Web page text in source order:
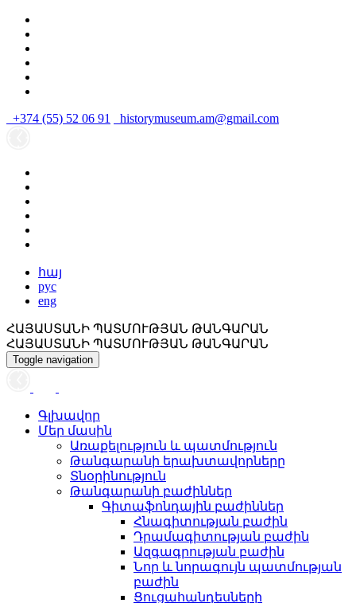
+374 (55) 52 06 91 historymuseum.am@gmail.com
հայ
рус
eng
ՀԱՅԱՍՏԱՆԻ ՊԱՏՄՈՒԹՅԱՆ ԹԱՆԳԱՐԱՆ
ՀԱՅԱՍՏԱՆԻ ՊԱՏՄՈՒԹՅԱՆ ԹԱՆԳԱՐԱՆ
Toggle navigation
Գլխավոր
Մեր մասին
Առաքելություն և պատմություն
Թանգարանի երախտավորները
Տնօրինություն
Թանգարանի բաժիններ
Գիտաֆոնդային բաժիններ
Հնագիտության բաժին
Դրամագիտության բաժին
Ազգագրության բաժին
Նոր և նորագույն պատմության
բաժին
Ցուցահանդեսների